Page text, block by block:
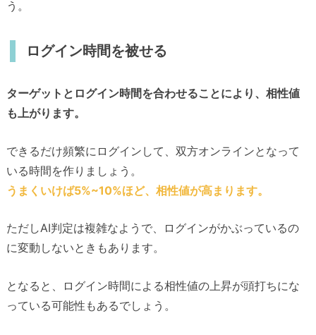
う。
ログイン時間を被せる
ターゲットとログイン時間を合わせることにより、相性値
も上がります。
できるだけ頻繁にログインして、双方オンラインとなって
いる時間を作りましょう。
うまくいけば5%~10%ほど、相性値が高まります。
ただしAI判定は複雑なようで、ログインがかぶっているの
に変動しないときもあります。
となると、ログイン時間による相性値の上昇が頭打ちにな
っている可能性もあるでしょう。